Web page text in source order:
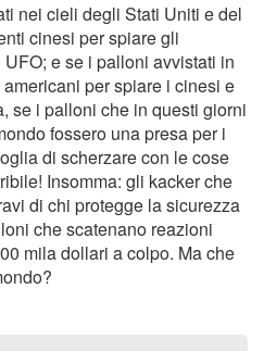
nei cieli degli Stati Uniti e del
cinesi per spiare gli
e se i palloni avvistati in
per spiare i cinesi e
se i palloni che in questi giorni
fossero una presa per i
di scherzare con le cose
Insomma: gli kacker che
di chi protegge la sicurezza
che scatenano reazioni
mila dollari a colpo. Ma che